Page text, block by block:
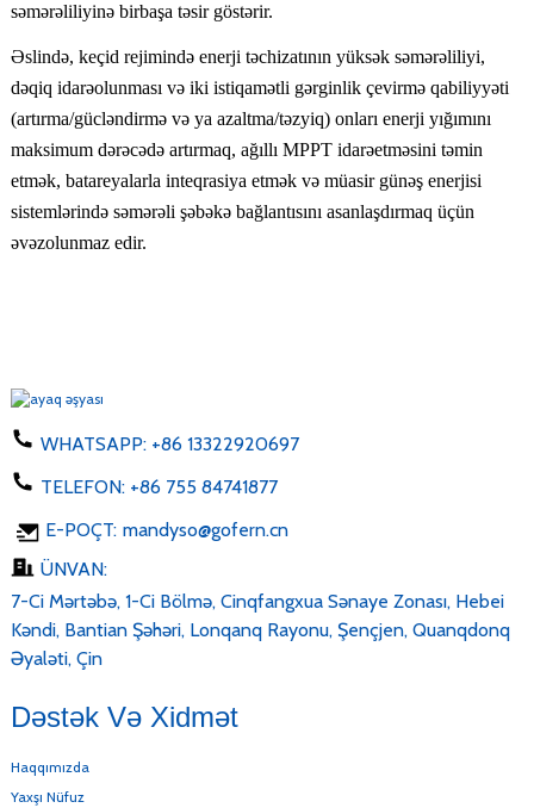
səmərəliliyinə birbaşa təsir göstərir.
Əslində, keçid rejimində enerji təchizatının yüksək səmərəliliyi,
dəqiq idarəolunması və iki istiqamətli gərginlik çevirmə qabiliyyəti
(artırma/gücləndirmə və ya azaltma/təzyiq) onları enerji yığımını
maksimum dərəcədə artırmaq, ağıllı MPPT idarəetməsini təmin
etmək, batareyalarla inteqrasiya etmək və müasir günəş enerjisi
sistemlərində səmərəli şəbəkə bağlantısını asanlaşdırmaq üçün
əvəzolunmaz edir.
WHATSAPP: +86 13322920697
TELEFON: +86 755 84741877
E-POÇT: mandyso@gofern.cn
ÜNVAN:
7-Ci Mərtəbə, 1-Ci Bölmə, Cinqfangxua Sənaye Zonası, Hebei
Kəndi, Bantian Şəhəri, Lonqanq Rayonu, Şençjen, Quanqdonq
Əyaləti, Çin
Dəstək Və Xidmət
Haqqımızda
Yaxşı Nüfuz